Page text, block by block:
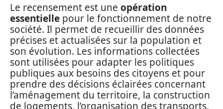
Le recensement est une opération
essentielle pour le fonctionnement de notre
société. Il permet de recueillir des données
précises et actualisées sur la population et
son évolution. Les informations collectées
sont utilisées pour adapter les politiques
publiques aux besoins des citoyens et pour
prendre des décisions éclairées concernant
l’aménagement du territoire, la construction
de logements, l’organisation des transports,